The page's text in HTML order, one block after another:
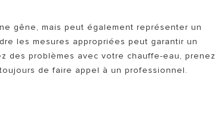
gêne, mais peut également représenter un
les mesures appropriées peut garantir un
des problèmes avec votre chauffe-eau, prenez
de faire appel à un professionnel.